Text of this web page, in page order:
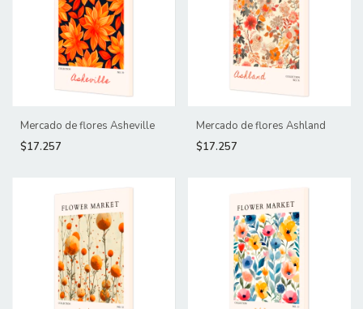
Mercado de flores Asheville
$17.257
Mercado de flores Ashland
$17.257